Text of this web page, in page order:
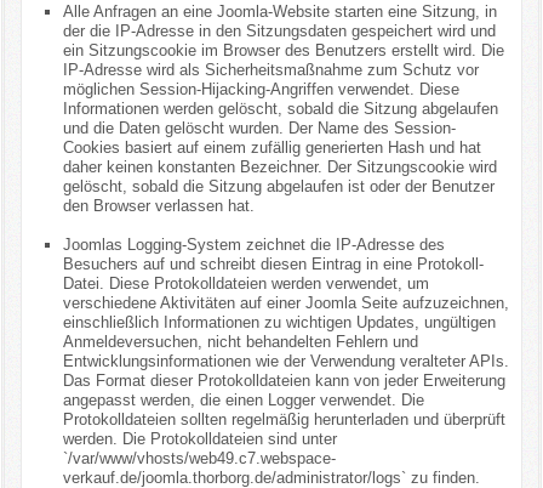
Alle Anfragen an eine Joomla-Website starten eine Sitzung, in
der die IP-Adresse in den Sitzungsdaten gespeichert wird und
ein Sitzungscookie im Browser des Benutzers erstellt wird. Die
IP-Adresse wird als Sicherheitsmaßnahme zum Schutz vor
möglichen Session-Hijacking-Angriffen verwendet. Diese
Informationen werden gelöscht, sobald die Sitzung abgelaufen
und die Daten gelöscht wurden. Der Name des Session-
Cookies basiert auf einem zufällig generierten Hash und hat
daher keinen konstanten Bezeichner. Der Sitzungscookie wird
gelöscht, sobald die Sitzung abgelaufen ist oder der Benutzer
den Browser verlassen hat.
Joomlas Logging-System zeichnet die IP-Adresse des
Besuchers auf und schreibt diesen Eintrag in eine Protokoll-
Datei. Diese Protokolldateien werden verwendet, um
verschiedene Aktivitäten auf einer Joomla Seite aufzuzeichnen,
einschließlich Informationen zu wichtigen Updates, ungültigen
Anmeldeversuchen, nicht behandelten Fehlern und
Entwicklungsinformationen wie der Verwendung veralteter APIs.
Das Format dieser Protokolldateien kann von jeder Erweiterung
angepasst werden, die einen Logger verwendet. Die
Protokolldateien sollten regelmäßig herunterladen und überprüft
werden. Die Protokolldateien sind unter
`/var/www/vhosts/web49.c7.webspace-
verkauf.de/joomla.thorborg.de/administrator/logs` zu finden.